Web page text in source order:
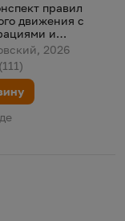
правил
движения с
и
для учащихся
2026
2026
(111)